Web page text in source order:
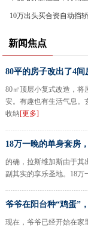
10万出头买合资自动挡
新闻焦点
80平的房子改出了4间
80㎡顶层小复式改造，将
安。有趣也有生活气息。
收纳[更多]
18万一晚的单身套房
的确，拉斯维加斯由于其
副其实的享乐圣地。18万
爷爷在阳台种“鸡蛋”
现在，爷爷已经开始在家